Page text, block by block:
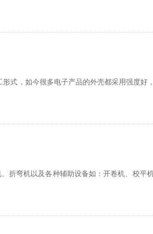
式，如今很多电子产品的外壳都采用强度
弯机以及各种辅助设备如：开卷机、校平